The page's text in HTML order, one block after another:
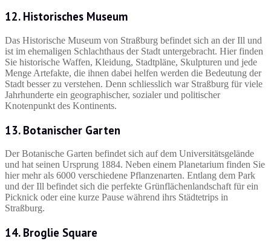
12. Historisches Museum
Das Historische Museum von Straßburg befindet sich an der Ill und
ist im ehemaligen Schlachthaus der Stadt untergebracht. Hier finden
Sie historische Waffen, Kleidung, Stadtpläne, Skulpturen und jede
Menge Artefakte, die ihnen dabei helfen werden die Bedeutung der
Stadt besser zu verstehen. Denn schliesslich war Straßburg für viele
Jahrhunderte ein geographischer, sozialer und politischer
Knotenpunkt des Kontinents.
13. Botanischer Garten
Der Botanische Garten befindet sich auf dem Universitätsgelände
und hat seinen Ursprung 1884. Neben einem Planetarium finden Sie
hier mehr als 6000 verschiedene Pflanzenarten. Entlang dem Park
und der Ill befindet sich die perfekte Grünflächenlandschaft für ein
Picknick oder eine kurze Pause während ihrs Städtetrips in
Straßburg.
14. Broglie Square